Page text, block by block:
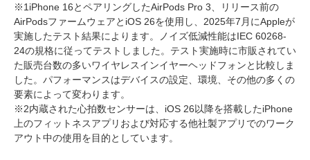
※1iPhone 16とペアリングしたAirPods Pro 3、リリース前の
AirPodsファームウェアとiOS 26を使用し、2025年7月にAppleが
実施したテスト結果によります。ノイズ低減性能はIEC 60268-
24の規格に従ってテストしました。テスト実施時に市販されてい
た販売台数の多いワイヤレスインイヤーヘッドフォンと比較しま
した。パフォーマンスはデバイスの設定、環境、その他の多くの
要素によって変わります。
※2内蔵された心拍数センサーは、iOS 26以降を搭載したiPhone
上のフィットネスアプリおよび対応する他社製アプリでのワーク
アウト中の使用を目的としています。